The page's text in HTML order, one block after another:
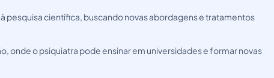
pesquisa científica, buscando novas abordagens e tratamentos
onde o psiquiatra pode ensinar em universidades e formar novas